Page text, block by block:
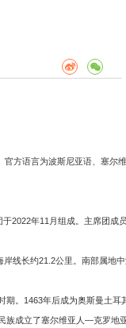
官方语言为波斯尼亚语、塞尔
2022年11月组成。主席团成
线长约21.2公里。南部属地
期。1463年后成为奥斯曼土耳
族成立了塞尔维亚人—克罗地